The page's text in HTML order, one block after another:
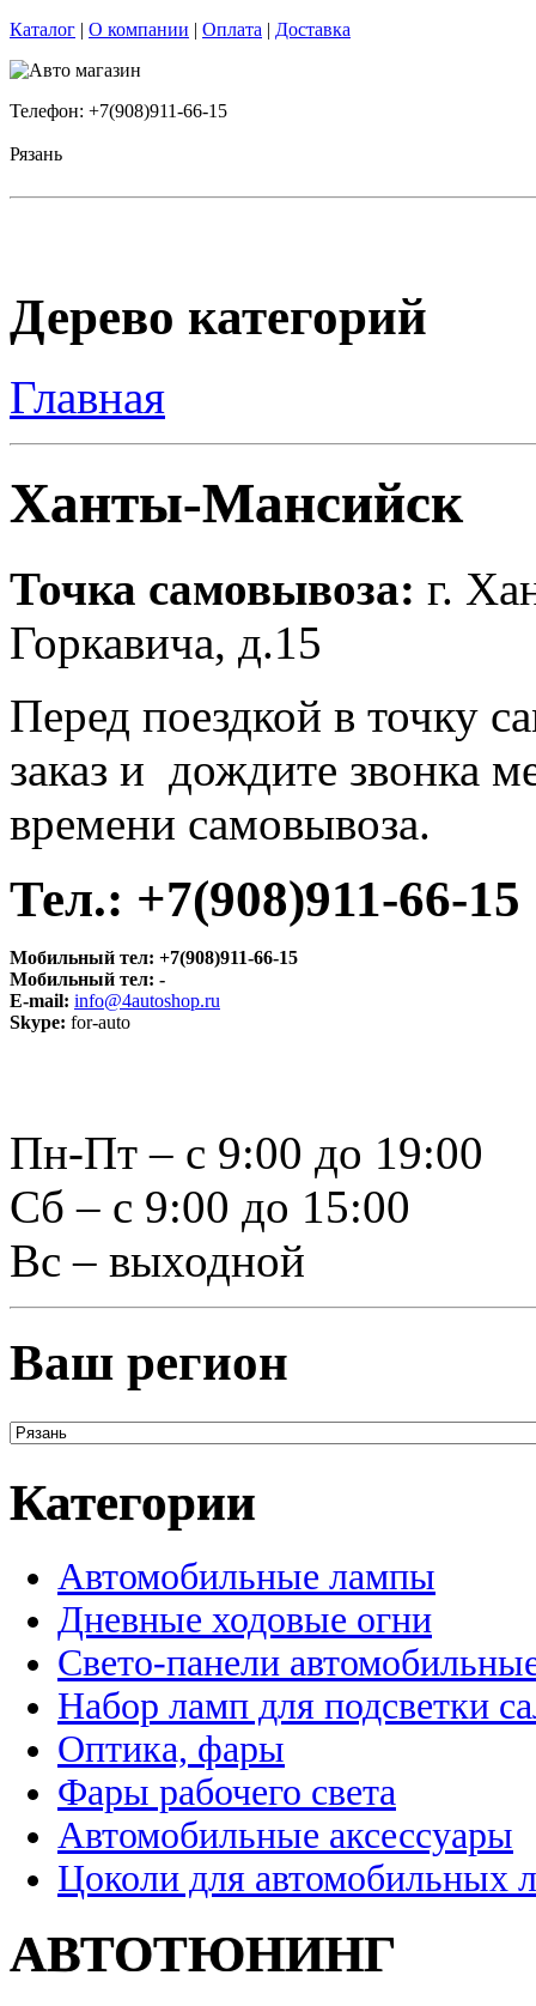
Каталог | О компании | Оплата | Доставка
Телефон: +7(908)911-66-15
Рязань
Дерево категорий
Главная
Ханты-Мансийск
Точка самовывоза: г.
Горкавича, д.15
Перед поездкой в точку
заказ и дождите звонка
времени самовывоза.
Тел.: +7(908)911-66-15
Мобильный тел: +7(908)911-66-15
Мобильный тел: -
E-mail: info@4autoshop.ru
Skype: for-auto
Пн-Пт – с 9:00 до 19:00
Сб – с 9:00 до 15:00
Вс – выходной
Ваш регион
Категории
Автомобильные лампы
Дневные ходовые огни
Свето-панели
Набор ламп для подсветки
Оптика, фары
Фары рабочего света
Автомобильные аксессуары
Цоколи для автомобильных
АВТОТЮНИНГ